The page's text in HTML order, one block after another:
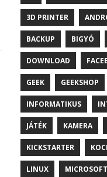
3D PRINTER
BACKUP BIGYÓ
DOWNLOAD
GEEK GEEKSHOP
INFORMATIKUS
JÁTÉK KAMERA
KICKSTARTER
LINUX MICROSOFT